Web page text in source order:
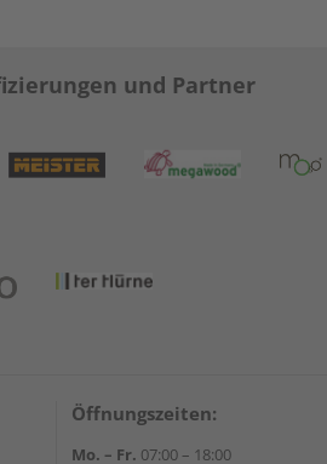
und Partner
Öffnungszeiten:
Mo. – Fr. 07:00 – 18:00